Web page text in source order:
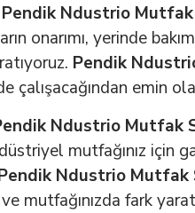
Pendik Ndustrio
onarımı, yerinde
Pendik
çalışacağından emin
Ndustrio Mutfak
mutfağınız için
Ndustrio Mutfak
mutfağınızda fark